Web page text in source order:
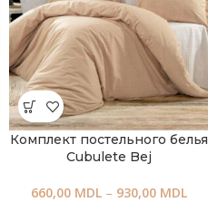
Комплект постельного белья
Cubulete Bej
660,00 MDL – 930,00 MDL